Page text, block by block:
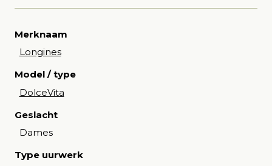
Merknaam
Longines
Model / type
DolceVita
Geslacht
Dames
Type uurwerk